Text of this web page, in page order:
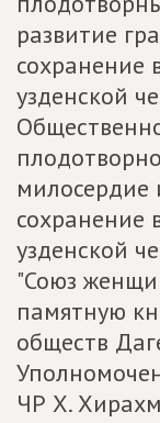
развитие
сохранение
узденской
милосердие
сохранение
узденской
"Союз
памятную
обществ
ЧР Х.